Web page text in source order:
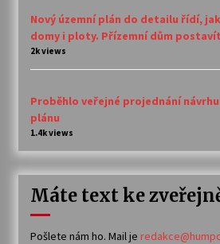
Nový územní plán do detailu řídí,
domy i ploty. Přízemní dům
2k views
Proběhlo veřejné projednání
plánu
1.4k views
Máte text ke
Pošlete nám ho. Mail je